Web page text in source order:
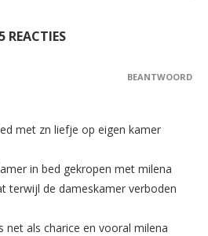
5 REACTIES
met zn liefje op eigen kamer
in bed gekropen met milena
terwijl de dameskamer verboden
net als charice en vooral milena
BEANTWOORD